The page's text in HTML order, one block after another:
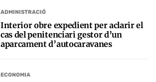
ADMINISTRACIÓ
Interior obre expedient per aclarir el
cas del penitenciari gestor d’un
aparcament d’autocaravanes
ECONOMIA